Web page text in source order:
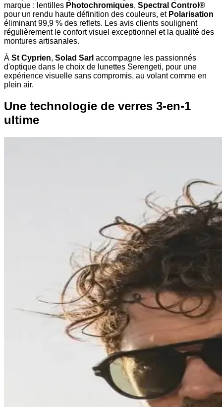
marque : lentilles Photochromiques, Spectral Control®
pour un rendu haute définition des couleurs, et Polarisation
éliminant 99,9 % des reflets. Les avis clients soulignent
régulièrement le confort visuel exceptionnel et la qualité des
montures artisanales.
À St Cyprien, Solad Sarl accompagne les passionnés
d'optique dans le choix de lunettes Serengeti, pour une
expérience visuelle sans compromis, au volant comme en
plein air.
Une technologie de verres 3-en-1
ultime